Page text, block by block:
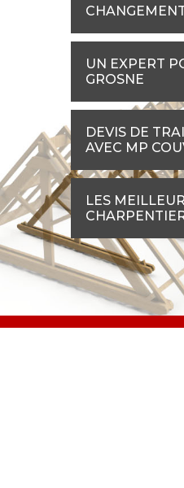
UN EXPERT
GROSNE
DEVIS DE
AVEC MP
LES